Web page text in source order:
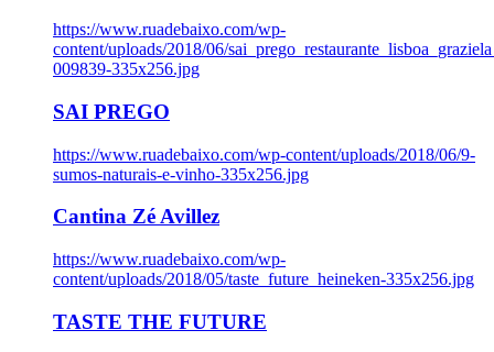
https://www.ruadebaixo.com/wp-
content/uploads/2018/06/
009839-335x256.jpg
SAI PREGO
https://www.ruadebaixo.com/wp-content/uploads/2018/06/9-
sumos-naturais-e-vinho-335x256.jpg
Cantina Zé Avillez
https://www.ruadebaixo.com/wp-
content/uploads/2018/05/taste_future_heineken-335x256.jpg
TASTE THE FUTURE